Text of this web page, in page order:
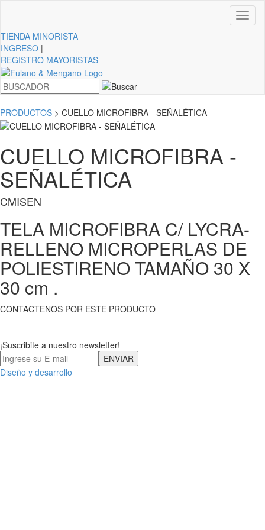
TIENDA MINORISTA
INGRESO |
REGISTRO MAYORISTAS
PRODUCTOS > CUELLO MICROFIBRA - SEÑALÉTICA
CUELLO MICROFIBRA -
SEÑALÉTICA
CMISEN
TELA MICROFIBRA C/ LYCRA-
RELLENO MICROPERLAS DE
POLIESTIRENO TAMAÑO 30 X
30 cm .
CONTACTENOS POR ESTE PRODUCTO
¡Suscribite a nuestro newsletter!
Diseño y desarrollo